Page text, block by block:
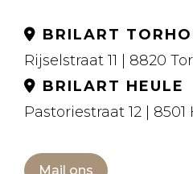
BRILART
Rijselstraat 11 | 8820
BRILART HEULE
Pastoriestraat 12 |
Mail ons